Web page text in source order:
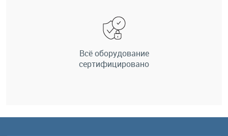
Всё оборудование
сертифицировано